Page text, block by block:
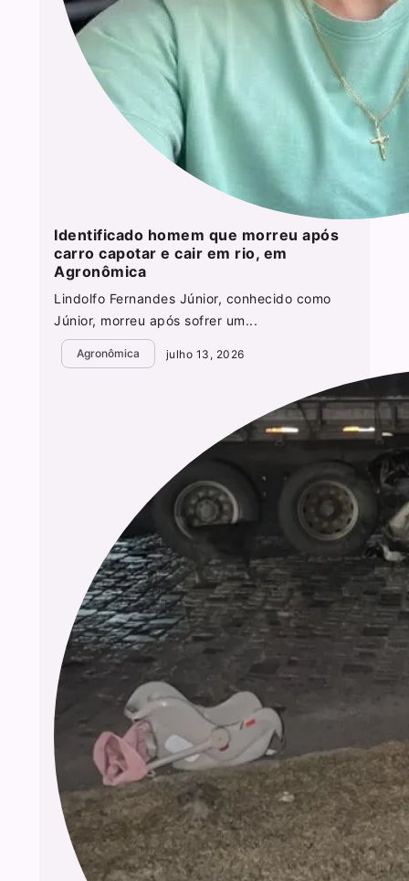
Identificado homem que morreu após
carro capotar e cair em rio, em
Agronômica
Lindolfo Fernandes Júnior, conhecido como
Júnior, morreu após sofrer um...
Agronômica julho 13, 2026